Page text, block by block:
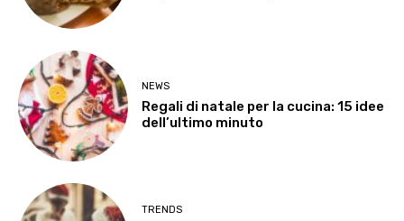
NEWS
Regali di natale per la cucina: 15 idee
dell’ultimo minuto
TRENDS